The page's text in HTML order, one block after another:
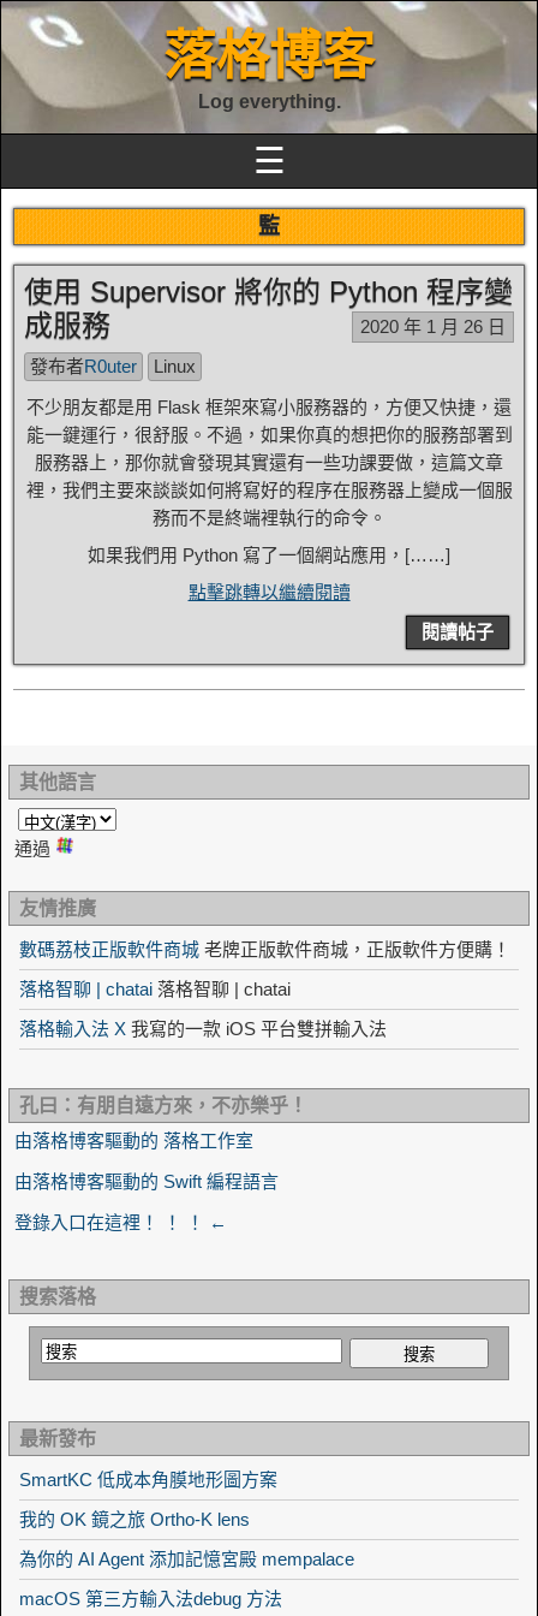
落格博客
Log everything.
☰
監
使用 Supervisor 將你的 Python 程序變
成服務
2020 年 1 月 26 日
發布者R0uter
Linux
不少朋友都是用 Flask 框架來寫小服務器的，方便又快捷，還
能一鍵運行，很舒服。不過，如果你真的想把你的服務部署到
服務器上，那你就會發現其實還有一些功課要做，這篇文章
裡，我們主要來談談如何將寫好的程序在服務器上變成一個服
務而不是終端裡執行的命令。
如果我們用 Python 寫了一個網站應用，[……]
點擊跳轉以繼續閱讀
閱讀帖子
其他語言
通過
友情推廣
數碼荔枝正版軟件商城 老牌正版軟件商城，正版軟件方便購！
落格智聊 | chatai 落格智聊 | chatai
落格輸入法 X 我寫的一款 iOS 平台雙拼輸入法
孔曰：有朋自遠方來，不亦樂乎！
由落格博客驅動的 落格工作室
由落格博客驅動的 Swift 編程語言
登錄入口在這裡！ ！ ！ ←
搜索落格
最新發布
SmartKC 低成本角膜地形圖方案
我的 OK 鏡之旅 Ortho-K lens
為你的 AI Agent 添加記憶宮殿 mempalace
macOS 第三方輸入法debug 方法